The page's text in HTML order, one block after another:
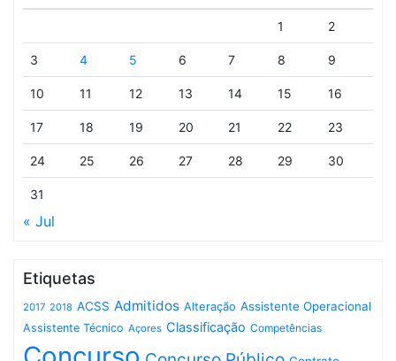
1 2
3 4 5 6 7 8 9
10 11 12 13 14 15 16
17 18 19 20 21 22 23
24 25 26 27 28 29 30
31
« Jul
Etiquetas
2017 2018 ACSS Admitidos Alteração Assistente Operacional
Assistente Técnico Açores Classificação Competências